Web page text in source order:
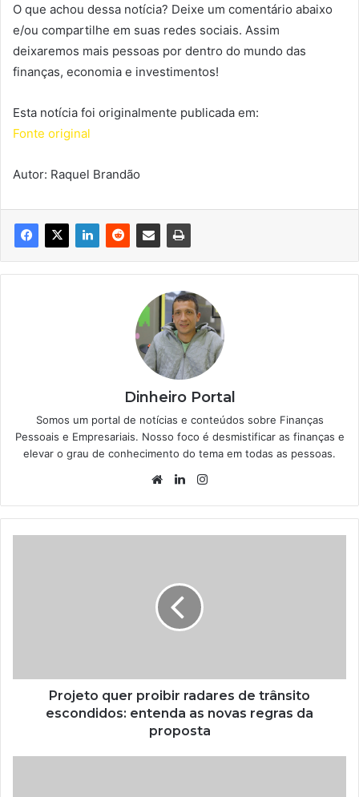
O que achou dessa notícia? Deixe um comentário abaixo
e/ou compartilhe em suas redes sociais. Assim
deixaremos mais pessoas por dentro do mundo das
finanças, economia e investimentos!
Esta notícia foi originalmente publicada em:
Fonte original
Autor: Raquel Brandão
Dinheiro Portal
Somos um portal de notícias e conteúdos sobre Finanças
Pessoais e Empresariais. Nosso foco é desmistificar as finanças e
elevar o grau de conhecimento do tema em todas as pessoas.
WebsiteLinkedin
Projeto quer proibir radares de trânsito
escondidos: entenda as novas regras da
proposta